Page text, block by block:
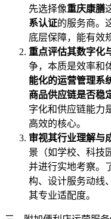
先选择像重庆康膳
系认证的服务商。
底层保障，能有效
重点评估其数字化
争，本质是效率和
能化的运营管理系
商品供应链是否稳
字化和供应链能力
高效的核心。
审视其行业理解与
景（如学校、科技
并进行实地考察。
构、设计服务动线
其专业适配度。